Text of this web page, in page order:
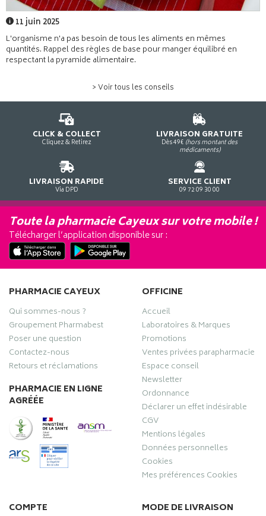
11 juin 2025
L'organisme n'a pas besoin de tous les aliments en mêmes
quantités. Rappel des règles de base pour manger équilibré en
respectant la pyramide alimentaire.
> Voir tous les conseils
CLICK & COLLECT
Cliquez & Retirez
LIVRAISON GRATUITE
Dès 49€ (hors montant des
médicaments)
LIVRAISON RAPIDE
Via DPD
SERVICE CLIENT
09 72 09 30 00
Toute la pharmacie Cayeux sur votre mobile !
Télécharger l’application disponible sur :
PHARMACIE CAYEUX
Qui sommes-nous ?
Groupement Pharmabest
Poser une question
Contactez-nous
Retours et réclamations
PHARMACIE EN LIGNE
AGRÉÉE
OFFICINE
Accueil
Laboratoires & Marques
Promotions
Ventes privées parapharmacie
Espace conseil
Newsletter
Ordonnance
Déclarer un effet indésirable
CGV
Mentions légales
Données personnelles
Cookies
Mes préférences Cookies
COMPTE MODE DE LIVRAISON